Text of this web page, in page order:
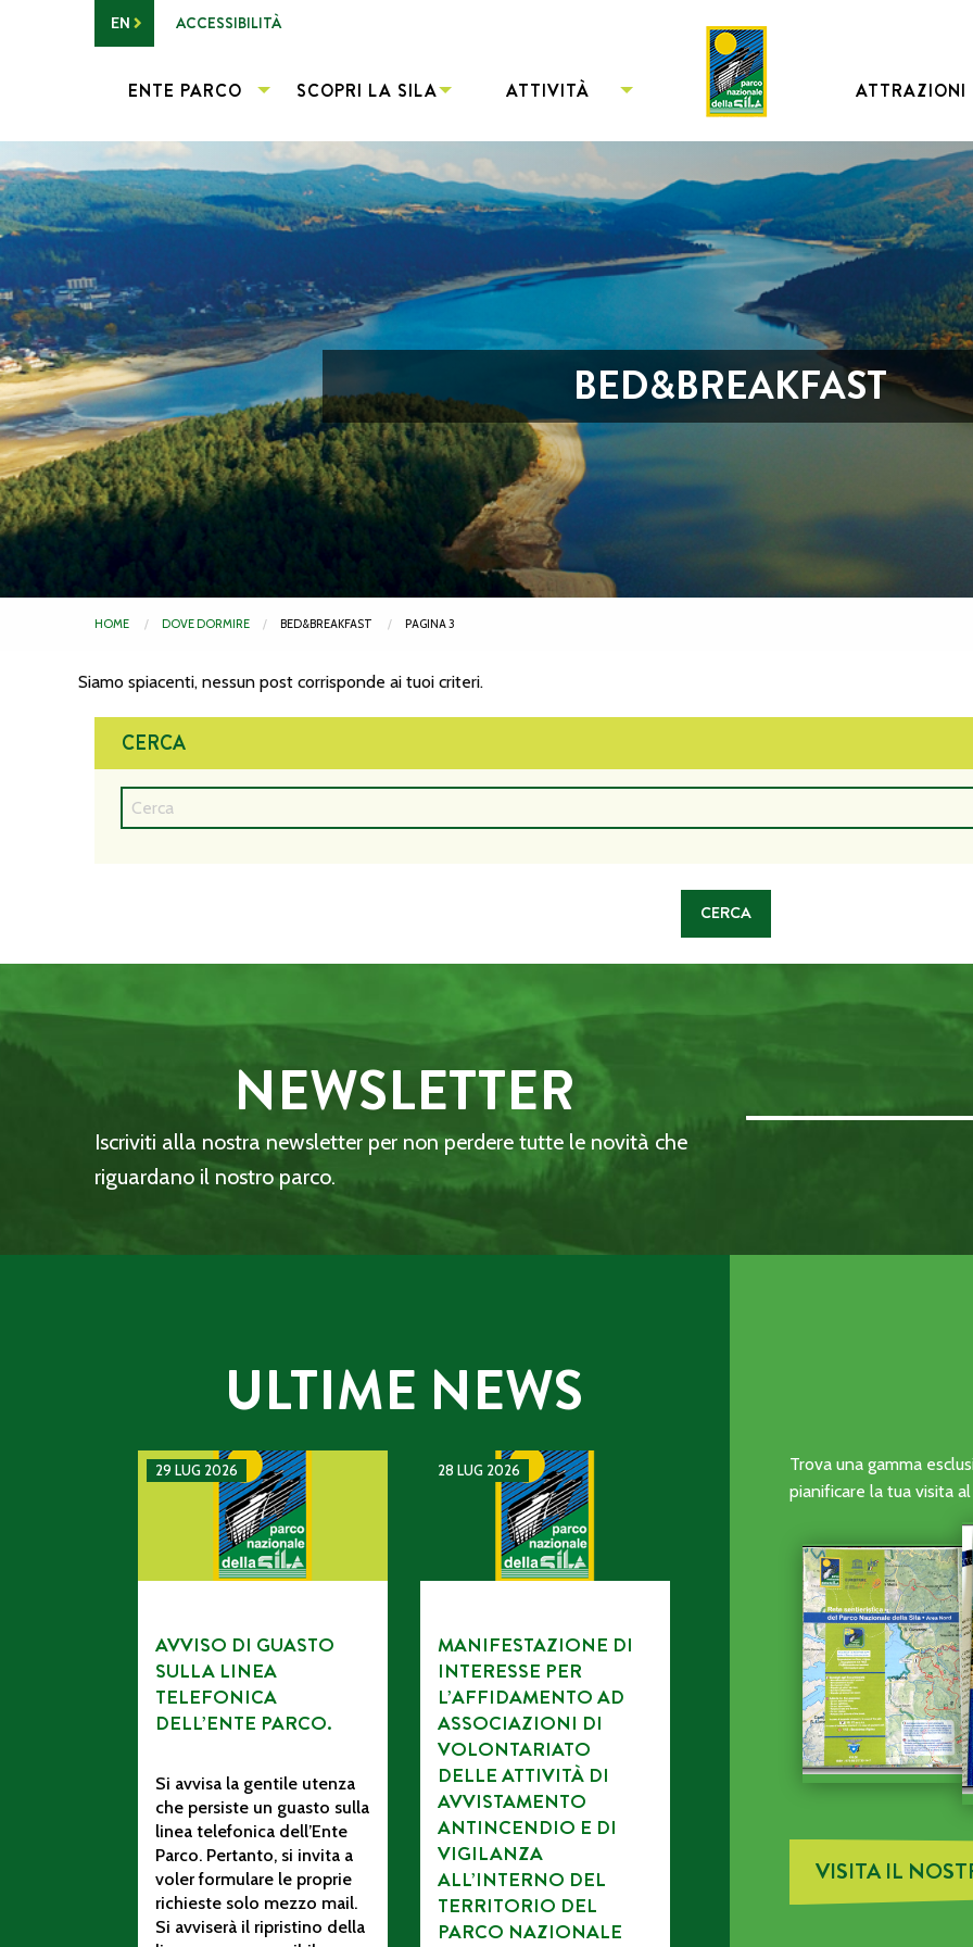
Vai al contenuto principale
EN ACCESSIBILITÀ
ENTE PARCO SCOPRI LA SILA ATTIVITÀ ATTRAZIONI
BED&BREAKFAST
HOME DOVE DORMIRE BED&BREAKFAST PAGINA 3
Siamo spiacenti, nessun post corrisponde ai tuoi criteri.
CERCA
NEWSLETTER
Iscriviti alla nostra newsletter per non perdere tutte le novità che
riguardano il nostro parco.
Email Address::: (required)
ULTIME NEWS
29 LUG 2026
AVVISO DI GUASTO SULLA LINEA TELEFONICA DELL’ENTE PARCO.
AVVISO DI GUASTO
SULLA LINEA
TELEFONICA
DELL’ENTE PARCO.
Si avvisa la gentile utenza
che persiste un guasto sulla
linea telefonica dell’Ente
Parco. Pertanto, si invita a
voler formulare le proprie
richieste solo mezzo mail.
Si avviserà il ripristino della
28 LUG 2026
MANIFESTAZIONE DI INTERESSE PER L’AFFIDAMENTO AD
MANIFESTAZIONE DI
INTERESSE PER
L’AFFIDAMENTO AD
ASSOCIAZIONI DI
VOLONTARIATO
DELLE ATTIVITÀ DI
AVVISTAMENTO
ANTINCENDIO E DI
VIGILANZA
ALL’INTERNO DEL
TERRITORIO DEL
PARCO NAZIONALE
Trova una gamma
pianificare la tua visita
VISITA IL